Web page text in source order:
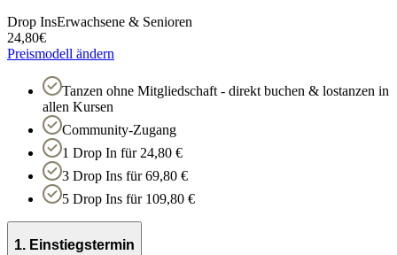
Drop InsErwachsene & Senioren
24,80€
Preismodell ändern
Tanzen ohne Mitgliedschaft - direkt buchen & lostanzen in
allen Kursen
Community-Zugang
1 Drop In für 24,80 €
3 Drop Ins für 69,80 €
5 Drop Ins für 109,80 €
1. Einstiegstermin